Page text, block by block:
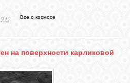
Все о космосе
на поверхности карликовой